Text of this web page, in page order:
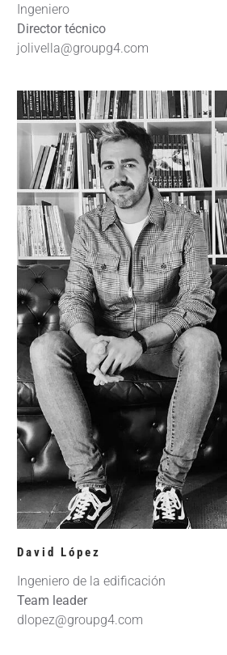
Ingeniero
Director técnico
jolivella@groupg4.com
David López
Ingeniero de la edificación
Team leader
dlopez@groupg4.com